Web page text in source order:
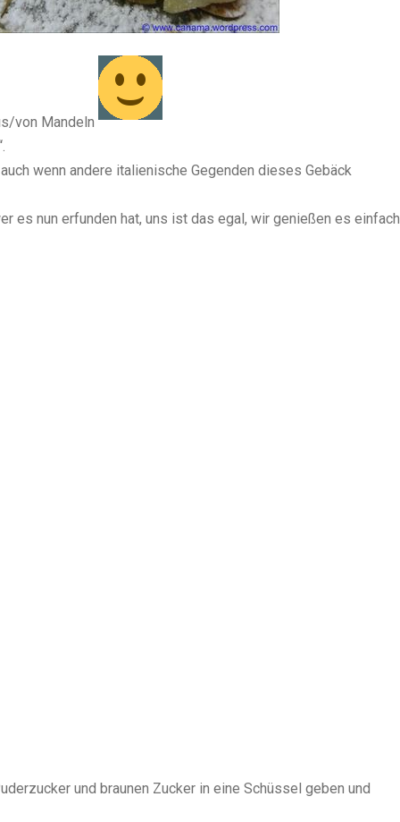
von Mandeln
wenn andere italienische Gegenden dieses Gebäck
es nun erfunden hat, uns ist das egal, wir genießen es einfach
und braunen Zucker in eine Schüssel geben und